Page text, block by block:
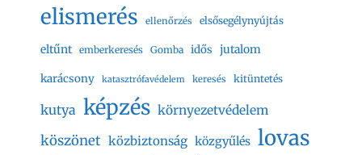
elismerés ellenőrzés elsősegélynyújtás
eltűnt emberkeresés Gomba idős jutalom
karácsony katasztrófavédelem keresés kitüntetés
kutya képzés környezetvédelem
köszönet közbiztonság közgyűlés lovas